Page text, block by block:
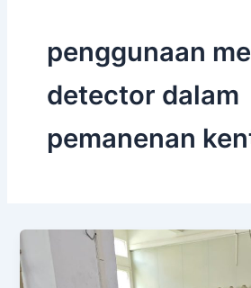
penggunaan
detector dalam
pemanenan